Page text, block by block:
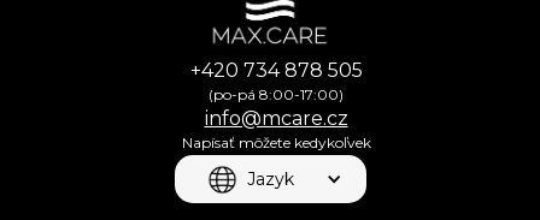
+420 734 878 505
(po-pá 8:00-17:00)
info@mcare.cz
Napísať môžete kedykoľvek
Jazyk